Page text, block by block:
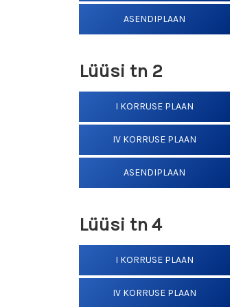
ASENDIPLAAN
Lüüsi tn 2
I KORRUSE PLAAN
IV KORRUSE PLAAN
ASENDIPLAAN
Lüüsi tn 4
I KORRUSE PLAAN
IV KORRUSE PLAAN